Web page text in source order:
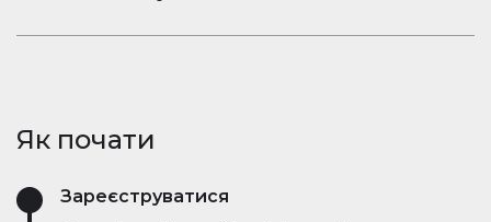
швидшими та ефективнішими, ніж будь-коли.
запитання, діліться оголошеннями та отримуйте
одному місці.
Як почати
Зареєструватися